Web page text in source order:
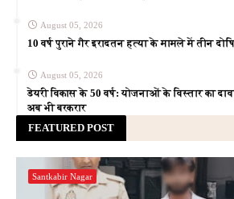
August 05, 2026
10 वर्ष पुराने गैर इरादतन हत्या के मामले में तीन
August 05, 2026
डेयरी विकास के 50 वर्ष: योजनाओं के विस्तार का
अब भी बरकरार
FEATURED POST
Santkabir Nagar